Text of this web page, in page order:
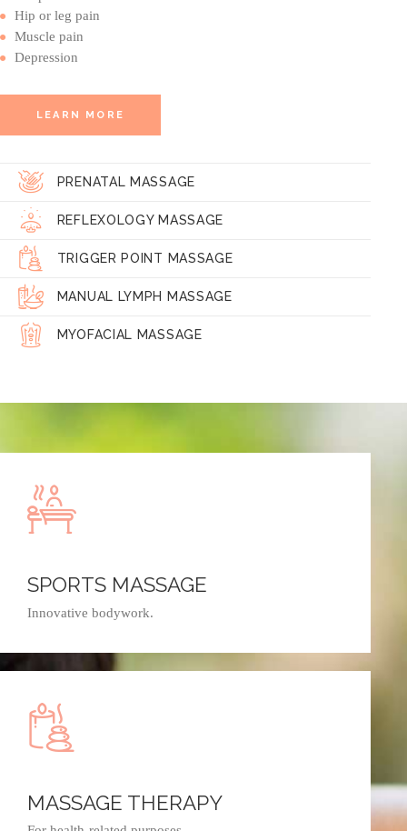
Hip or leg pain
Muscle pain
Depression
LEARN MORE
PRENATAL MASSAGE
REFLEXOLOGY MASSAGE
TRIGGER POINT MASSAGE
MANUAL LYMPH MASSAGE
MYOFACIAL MASSAGE
SPORTS MASSAGE
Innovative bodywork.
MASSAGE THERAPY